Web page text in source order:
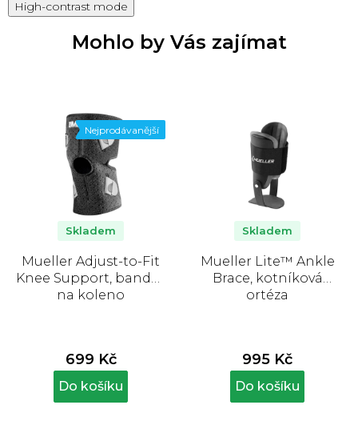
High-contrast mode
Mohlo by Vás zajímat
Nejprodávanější
Mueller Adjust-to-Fit
Knee Support, bandáž
na koleno
Skladem
699 Kč
Do košíku
Mueller Lite™ Ankle
Brace, kotníková
ortéza
Skladem
995 Kč
Do košíku